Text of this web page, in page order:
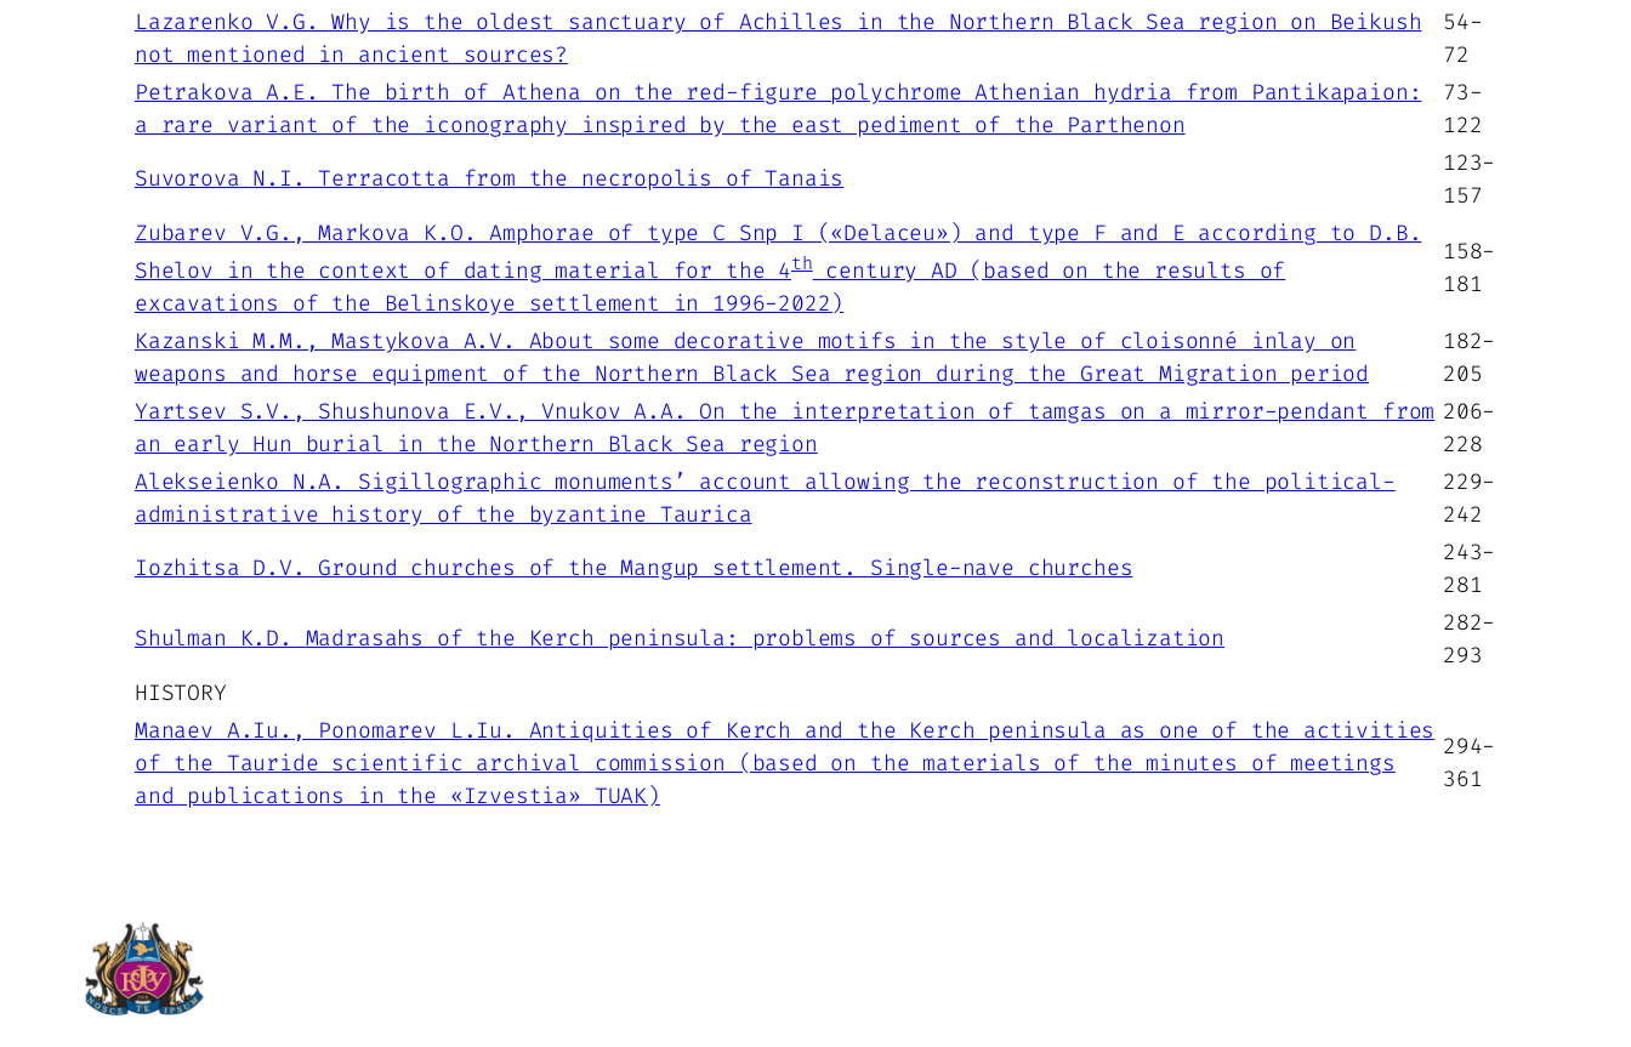
Lazarenko V.G.Why is the oldest sanctuary of Achilles in the Northern Black Sea region on Beikush
not mentioned in ancient sources?
54-
72
Petrakova A.E.The birth of Athena on the red-figure polychrome Athenian hydria from Pantikapaion:
a rare variant of the iconography inspired by the east pediment of the Parthenon
73-
122
Suvorova N.I.Terracotta from the necropolis of Tanais
123-
157
Zubarev V.G., Markova K.O.Amphorae of type C Snp I («Delaceu») and type F and E according to D.B.
Shelov in the context of dating material for the 4thcentury AD (based on the results of
excavations of the Belinskoye settlement in 1996-2022)
158-
181
Kazanski M.M., Mastykova A.V. About some decorative motifs in the style of cloisonné inlay on
weapons and horse equipment of the Northern Black Sea region during the Great Migration period
182-
205
Yartsev S.V., Shushunova E.V., Vnukov A.A. On the interpretation of tamgas on a mirror-pendant from
an early Hun burial in the Northern Black Sea region
206-
228
Alekseienko N.A. Sigillographic monuments’ account allowing the reconstruction of the political-
administrative history of the byzantine Taurica
229-
242
Iozhitsa D.V. Ground churches of the Mangup settlement. Single-nave churches
243-
281
Shulman K.D. Madrasahs of the Kerch peninsula: problems of sources and localization
282-
293
HISTORY
Manaev A.Iu., Ponomarev L.Iu. Antiquities of Kerch and the Kerch peninsula as one of the activities
of the Tauride scientific archival commission (based on the materials of the minutes of meetings
and publications in the «Izvestia» TUAK)
294-
361